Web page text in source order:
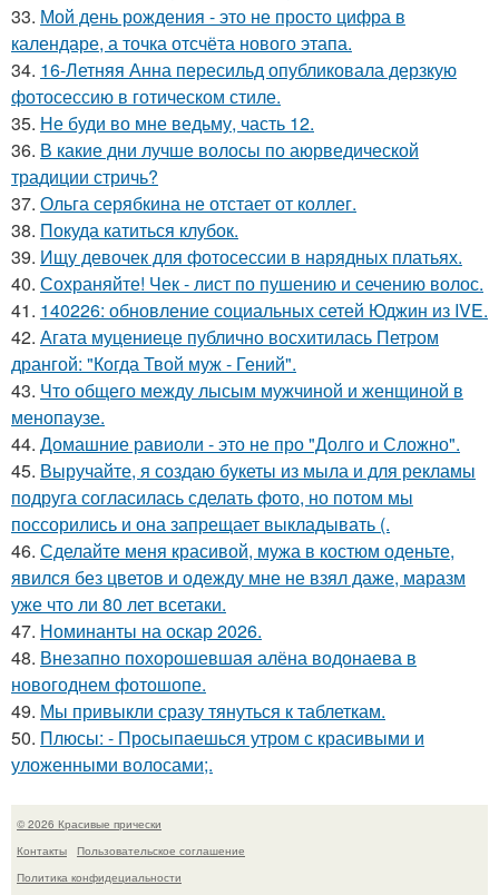
33. Мой день рождения - это не просто цифра в
календаре, а точка отсчёта нового этапа.
34. 16-Летняя Анна пересильд опубликовала дерзкую
фотосессию в готическом стиле.
35. Не буди во мне ведьму, часть 12.
36. В какие дни лучше волосы по аюрведической
традиции стричь?
37. Ольга серябкина не отстает от коллег.
38. Покуда катиться клубок.
39. Ищу девочек для фотосессии в нарядных платьях.
40. Сохраняйте! Чек - лист по пушению и сечению волос.
41. 140226: обновление социальных сетей Юджин из IVE.
42. Агата муцениеце публично восхитилась Петром
дрангой: "Когда Твой муж - Гений".
43. Что общего между лысым мужчиной и женщиной в
менопаузе.
44. Домашние равиоли - это не про "Долго и Сложно".
45. Выручайте, я создаю букеты из мыла и для рекламы
подруга согласилась сделать фото, но потом мы
поссорились и она запрещает выкладывать (.
46. Сделайте меня красивой, мужа в костюм оденьте,
явился без цветов и одежду мне не взял даже, маразм
уже что ли 80 лет всетаки.
47. Номинанты на оскар 2026.
48. Внезапно похорошевшая алёна водонаева в
новогоднем фотошопе.
49. Мы привыкли сразу тянуться к таблеткам.
50. Плюсы: - Просыпаешься утром с красивыми и
уложенными волосами;.
© 2026 Красивые прически
Контакты
Пользовательское соглашение
Политика конфидециальности